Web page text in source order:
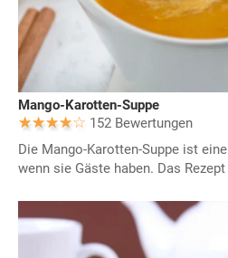
Mango-Karotten-Suppe
152 Bewertungen
Die Mango-Karotten-Suppe ist
wenn sie Gäste haben. Das